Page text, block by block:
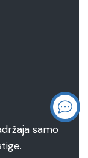
samo